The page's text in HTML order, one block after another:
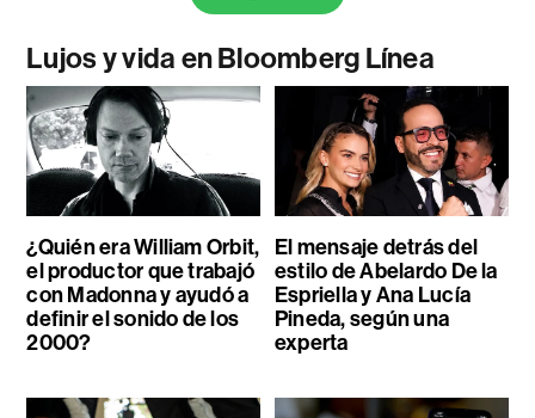
Lujos y vida en Bloomberg Línea
¿Quién era William Orbit,
el productor que trabajó
con Madonna y ayudó a
definir el sonido de los
2000?
El mensaje detrás del
estilo de Abelardo De la
Espriella y Ana Lucía
Pineda, según una
experta